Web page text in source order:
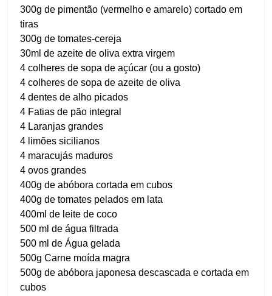
300g de pimentão (vermelho e amarelo) cortado em
tiras
300g de tomates-cereja
30ml de azeite de oliva extra virgem
4 colheres de sopa de açúcar (ou a gosto)
4 colheres de sopa de azeite de oliva
4 dentes de alho picados
4 Fatias de pão integral
4 Laranjas grandes
4 limões sicilianos
4 maracujás maduros
4 ovos grandes
400g de abóbora cortada em cubos
400g de tomates pelados em lata
400ml de leite de coco
500 ml de água filtrada
500 ml de Água gelada
500g Carne moída magra
500g de abóbora japonesa descascada e cortada em
cubos